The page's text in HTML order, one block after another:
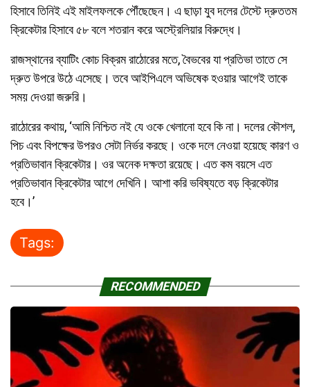
হিসাবে তিনিই এই মাইলফলকে পৌঁছেছেন। এ ছাড়া যুব দলের টেস্টে দ্রুততম
ক্রিকেটার হিসাবে ৫৮ বলে শতরান করে অস্ট্রেলিয়ার বিরুদ্ধে।
রাজস্থানের ব্যাটিং কোচ বিক্রম রাঠোরের মতে, বৈভবের যা প্রতিভা তাতে সে
দ্রুত উপরে উঠে এসেছে। তবে আইপিএলে অভিষেক হওয়ার আগেই তাকে
সময় দেওয়া জরুরি।
রাঠোরের কথায়, ‘আমি নিশ্চিত নই যে ওকে খেলানো হবে কি না। দলের কৌশল,
পিচ এবং বিপক্ষের উপরও সেটা নির্ভর করছে। ওকে দলে নেওয়া হয়েছে কারণ ও
প্রতিভাবান ক্রিকেটার। ওর অনেক দক্ষতা রয়েছে। এত কম বয়সে এত
প্রতিভাবান ক্রিকেটার আগে দেখিনি। আশা করি ভবিষ্যতে বড় ক্রিকেটার
হবে।’
Tags:
RECOMMENDED